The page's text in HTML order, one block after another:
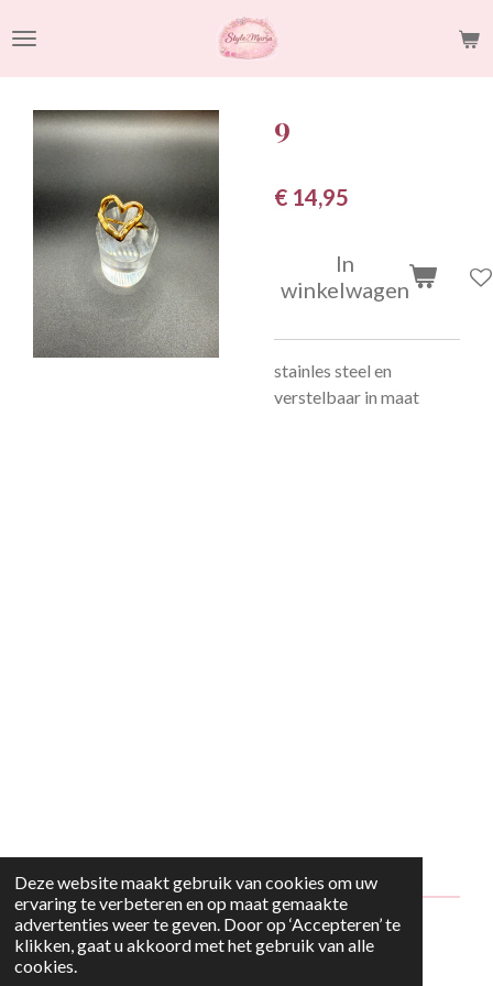
Deze website maakt gebruik van cookies om uw
ervaring te verbeteren en op maat gemaakte
advertenties weer te geven. Door op ‘Accepteren’ te
klikken, gaat u akkoord met het gebruik van alle
cookies.
direct
naar
hoofdinhoud
9
€ 14,95
In
winkelwagen
stainles steel en
verstelbaar in maat
© 2024 - 2026 Style2Maria
Powered by